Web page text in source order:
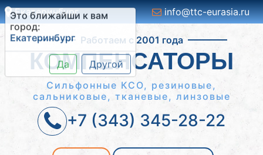
Екатеринбург
Это ближайши к вам
город:
Екатеринбург
Да Другой
info@ttc-eurasia.ru
Работаем с 2001 года
КОМПЕНСАТОРЫ
Сильфонные КСО, резиновые,
сальниковые, тканевые, линзовые
+7 (343) 345-28-22